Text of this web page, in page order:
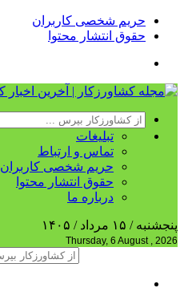
حریم شخصی کاربران
حقوق انتشار محتوا
تبلیغات
تماس و ارتباط
حریم شخصی کاربران
حقوق انتشار محتوا
درباره ما
پنجشنبه / ۱۵ مرداد / ۱۴۰۵
Thursday, 6 August , 2026